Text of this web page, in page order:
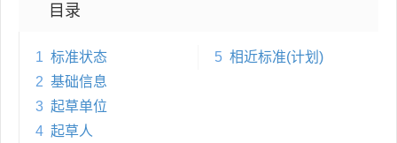
目录
1 标准状态
2 基础信息
3 起草单位
4 起草人
5 相近标准(计划)